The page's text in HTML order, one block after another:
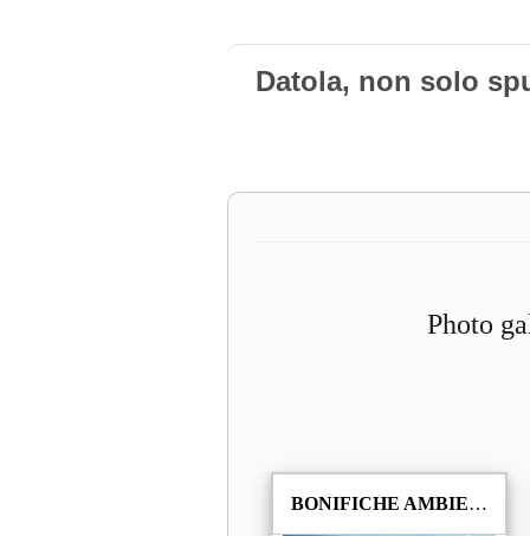
Datola, non solo
Photo
BONIFICHE AMBIENTALI